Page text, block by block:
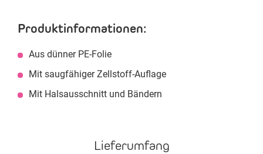
Produktinformationen:
Aus dünner PE-Folie
Mit saugfähiger Zellstoff-Auflage
Mit Halsausschnitt und Bändern
Lieferumfang